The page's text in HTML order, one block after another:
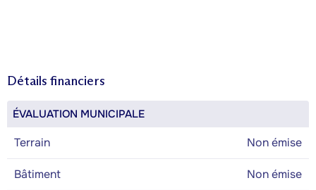
Détails financiers
ÉVALUATION MUNICIPALE
Terrain Non émise
Bâtiment Non émise